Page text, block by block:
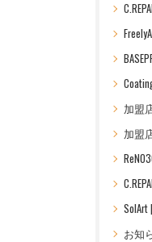
加盟
加盟
お知